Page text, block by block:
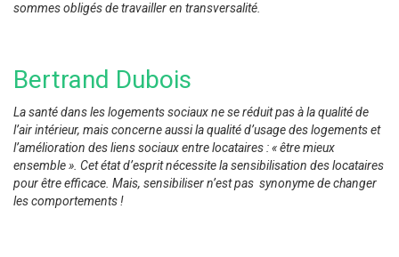
sommes obligés de travailler en transversalité.
Bertrand Dubois
La santé dans les logements sociaux ne se réduit pas à la qualité de
l’air intérieur, mais concerne aussi la qualité d’usage des logements et
l’amélioration des liens sociaux entre locataires : « être mieux
ensemble ». Cet état d’esprit nécessite la sensibilisation des locataires
pour être efficace. Mais, sensibiliser n’est pas synonyme de changer
les comportements !